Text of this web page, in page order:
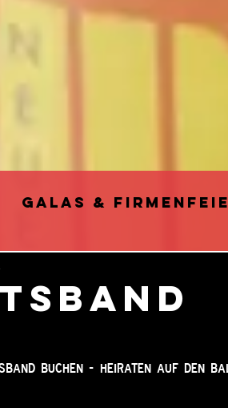
GALAS &
SHOOTINGS &
MUSIK im Retro Pop
buchen _ heiraten auf den